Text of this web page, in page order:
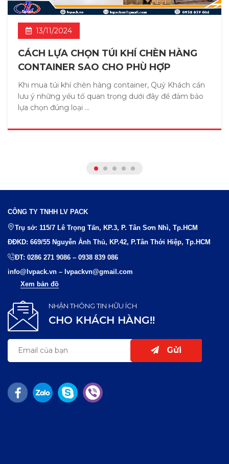
13/11/2024
CÁCH LỰA CHỌN TÚI KHÍ CHÈN HÀNG
CONTAINER SAO CHO PHÙ HỢP
Khi mua túi khí chèn hàng container, Quý Khách cần
lưu ý những yếu tố quan trọng dưới đây để đảm bảo
lựa chọn đúng loại ...
CÔNG TY TNHH LV PACK
Trụ sở: 115/7 Lê Trọng Tấn, KP.3, P. Tân Sơn Nhì, Tp.HCM
ĐĐKD: 669/55 Nguyễn Ảnh Thủ, KP.42, P.Tân Thới Hiệp, Tp.HCM
ĐT: 0286 271 9086 – 0938 839 086
info@lvpack.vn – lvpackvn@gmail.com
Xem bản đồ
NHẬN THÔNG TIN HỮU ÍCH
CHO KHÁCH HÀNG!!
Gửi